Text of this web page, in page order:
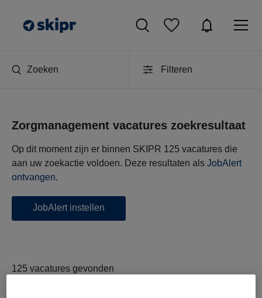
Zoeken Filteren
Zorgmanagement vacatures zoekresultaat
Op dit moment zijn er binnen SKIPR 125 vacatures die
aan uw zoekactie voldoen. Deze resultaten als JobAlert
ontvangen.
JobAlert instellen
125 vacatures gevonden